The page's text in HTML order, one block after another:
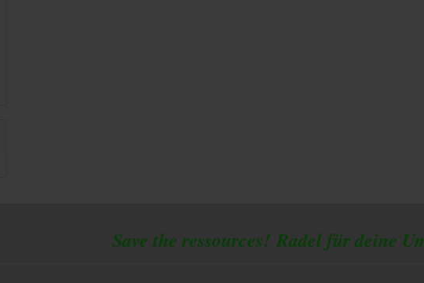
Save the ressources! Radel für deine